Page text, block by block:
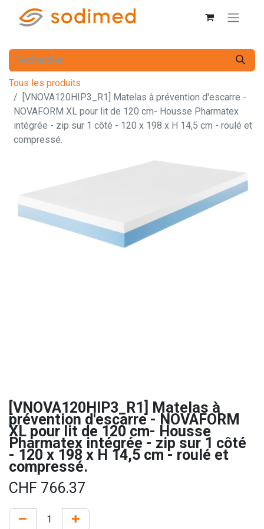
Tous les produits
[VNOVA120HIP3_R1] Matelas à prévention d'escarre -
NOVAFORM XL pour lit de 120 cm- Housse Pharmatex
intégrée - zip sur 1 côté - 120 x 198 x H 14,5 cm - roulé et
compressé.
[VNOVA120HIP3_R1] Matelas à
prévention d'escarre - NOVAFORM
XL pour lit de 120 cm- Housse
Pharmatex intégrée - zip sur 1 côté
- 120 x 198 x H 14,5 cm - roulé et
compressé.
CHF 766.37